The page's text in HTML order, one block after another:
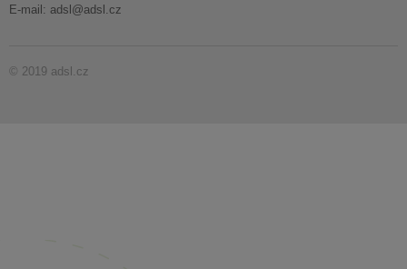
E-mail: adsl@adsl.cz
© 2019 adsl.cz